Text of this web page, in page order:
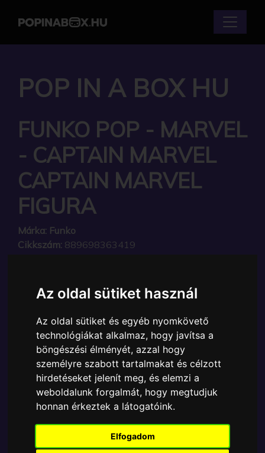
Az oldal sütiket használ
Az oldal sütiket és egyéb nyomkövető
technológiákat alkalmaz, hogy javítsa a
böngészési élményét, azzal hogy
személyre szabott tartalmakat és célzott
hirdetéseket jelenít meg, és elemzi a
weboldalunk forgalmát, hogy megtudjuk
honnan érkeztek a látogatóink.
Elfogadom
POP IN A BOX HU
FUNKO POP - MARVEL
- CAPTAIN MARVEL
CAPTAIN MARVEL
FIGURA
Márka: Funko
Cikkszám: 889698363419
A Funko POP - Marvel egyik népszerű terméke a
Marvel figura, amely ablakos csomagolásban azaz -
POP In a Box - várja új gazdáját.
A termék sajnos nem elérhető, nézd meg
MÁSOK MIT VESZNEK
Tetszik? Osszd meg másokkal!